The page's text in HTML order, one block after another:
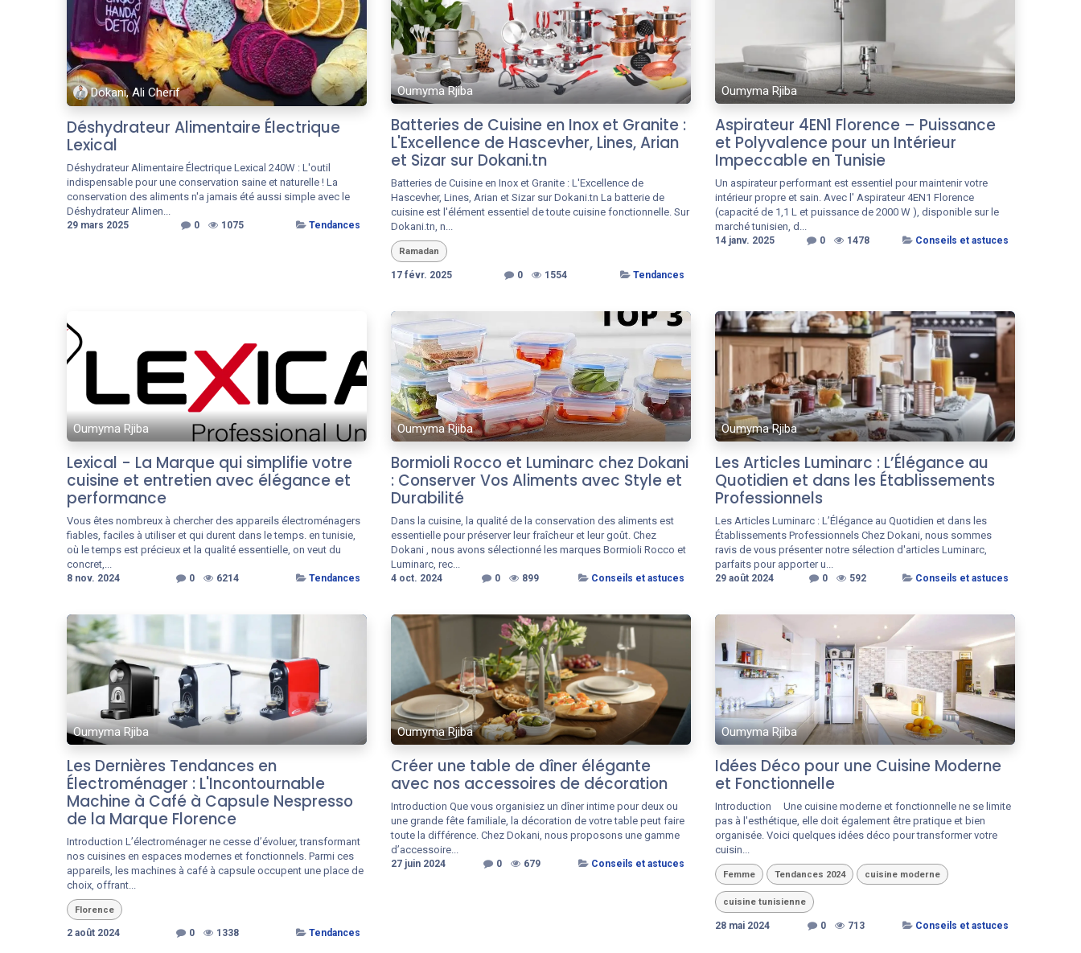
Dokani, Ali Cherif
Déshydrateur Alimentaire Électrique
Lexical
Déshydrateur Alimentaire Électrique Lexical 240W : L'outil
indispensable pour une conservation saine et naturelle ! La
conservation des aliments n'a jamais été aussi simple avec le
Déshydrateur Alimen...
29 mars 2025 0 1075 Tendances
Oumyma Rjiba
Batteries de Cuisine en Inox et Granite :
L'Excellence de Hascevher, Lines, Arian
et Sizar sur Dokani.tn
Batteries de Cuisine en Inox et Granite : L'Excellence de
Hascevher, Lines, Arian et Sizar sur Dokani.tn La batterie de
cuisine est l'élément essentiel de toute cuisine fonctionnelle. Sur
Dokani.tn, n...
Ramadan
17 févr. 2025 0 1554 Tendances
Oumyma Rjiba
Aspirateur 4EN1 Florence – Puissance
et Polyvalence pour un Intérieur
Impeccable en Tunisie
Un aspirateur performant est essentiel pour maintenir votre
intérieur propre et sain. Avec l' Aspirateur 4EN1 Florence
(capacité de 1,1 L et puissance de 2000 W ), disponible sur le
marché tunisien, d...
14 janv. 2025 0 1478 Conseils et astuces
Oumyma Rjiba
Lexical - La Marque qui simplifie votre
cuisine et entretien avec élégance et
performance
Vous êtes nombreux à chercher des appareils électroménagers
fiables, faciles à utiliser et qui durent dans le temps. en tunisie,
où le temps est précieux et la qualité essentielle, on veut du
concret,...
8 nov. 2024 0 6214 Tendances
Oumyma Rjiba
Bormioli Rocco et Luminarc chez Dokani
: Conserver Vos Aliments avec Style et
Durabilité
Dans la cuisine, la qualité de la conservation des aliments est
essentielle pour préserver leur fraîcheur et leur goût. Chez
Dokani , nous avons sélectionné les marques Bormioli Rocco et
Luminarc, rec...
4 oct. 2024 0 899 Conseils et astuces
Oumyma Rjiba
Les Articles Luminarc : L’Élégance au
Quotidien et dans les Établissements
Professionnels
Les Articles Luminarc : L’Élégance au Quotidien et dans les
Établissements Professionnels Chez Dokani, nous sommes
ravis de vous présenter notre sélection d'articles Luminarc,
parfaits pour apporter u...
29 août 2024 0 592 Conseils et astuces
Oumyma Rjiba
Les Dernières Tendances en
Électroménager : L'Incontournable
Machine à Café à Capsule Nespresso
de la Marque Florence
Introduction L’électroménager ne cesse d’évoluer, transformant
nos cuisines en espaces modernes et fonctionnels. Parmi ces
appareils, les machines à café à capsule occupent une place de
choix, offrant...
Florence
2 août 2024 0 1338 Tendances
Oumyma Rjiba
Créer une table de dîner élégante
avec nos accessoires de décoration
Introduction Que vous organisiez un dîner intime pour deux ou
une grande fête familiale, la décoration de votre table peut faire
toute la différence. Chez Dokani, nous proposons une gamme
d’accessoire...
27 juin 2024 0 679 Conseils et astuces
Oumyma Rjiba
Idées Déco pour une Cuisine Moderne
et Fonctionnelle
Introduction ​ ​ ​​ ​ Une cuisine moderne et fonctionnelle ne se limite
pas à l'esthétique, elle doit également être pratique et bien
organisée. Voici quelques idées déco pour transformer votre
cuisin...
Femme Tendances 2024 cuisine moderne
cuisine tunisienne
28 mai 2024 0 713 Conseils et astuces